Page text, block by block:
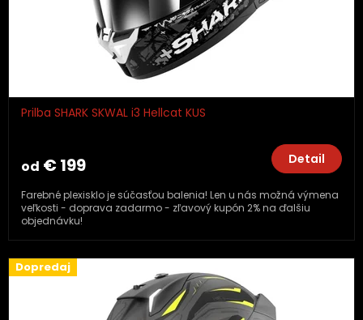
Prilba SHARK SKWAL i3 Hellcat KUS
od € 199 Detail
Farebné plexisklo je súčasťou balenia! Len u nás možná výmena
veľkosti - doprava zadarmo - zľavový kupón 2% na ďalšiu
objednávku!
Dopredaj